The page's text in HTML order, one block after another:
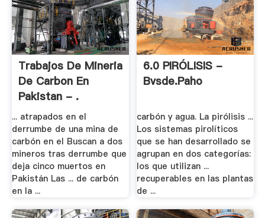
Trabajos De Mineria
De Carbon En
Pakistan - .
... atrapados en el
derrumbe de una mina de
carbón en el Buscan a dos
mineros tras derrumbe que
deja cinco muertos en
Pakistán Las ... de carbón
en la ...
6.0 PIRÓLISIS -
Bvsde.paho
carbón y agua. La pirólisis ...
Los sistemas pirolíticos
que se han desarrollado se
agrupan en dos categorías:
los que utilizan ...
recuperables en las plantas
de ...